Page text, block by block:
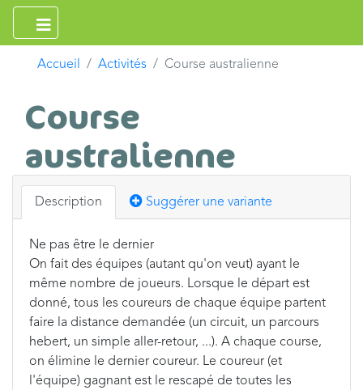
Accueil Activités Course australienne
Course
australienne
Description Suggérer une variante
Ne pas être le dernier
On fait des équipes (autant qu'on veut) ayant le
même nombre de joueurs. Lorsque le départ est
donné, tous les coureurs de chaque équipe partent
faire la distance demandée (un circuit, un parcours
hebert, un simple aller-retour, ...). A chaque course,
on élimine le dernier coureur. Le coureur (et
l'équipe) gagnant est le rescapé de toutes les